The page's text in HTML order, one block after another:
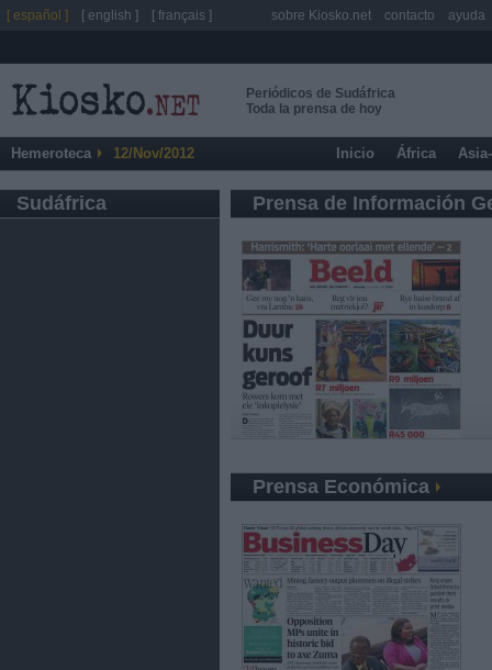
Periódicos de Sudáfrica
Toda la prensa de hoy
Hemeroteca 12/Nov/2012 Inicio África
Sudáfrica Prensa de Información
Prensa Económica
[ español ] [ english ] [ français ] sobre Kiosko.net contacto ayuda